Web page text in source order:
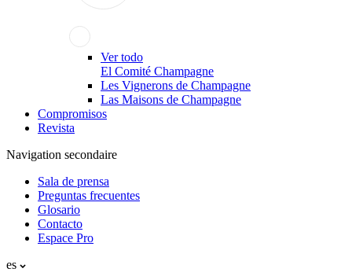
Ver todo
El Comité Champagne
Les Vignerons de Champagne
Las Maisons de Champagne
Compromisos
Revista
Navigation secondaire
Sala de prensa
Preguntas frecuentes
Glosario
Contacto
Espace Pro
es